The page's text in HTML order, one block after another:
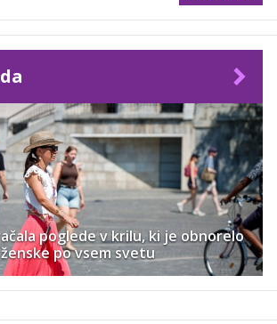
poglede v krilu, ki je obnorelo
ženske po vsem svetu